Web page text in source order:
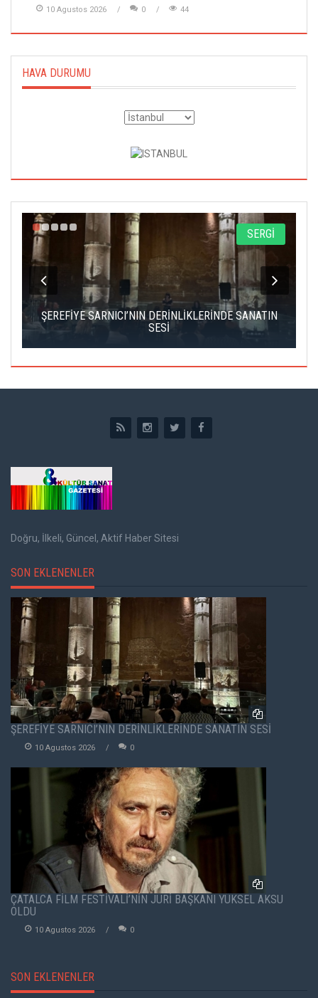
10 Agustos 2026 0 44
HAVA DURUMU
SERGİ
ŞEREFİYE SARNICI’NIN DERİNLİKLERİNDE SANATIN
SESİ
Doğru, İlkeli, Güncel, Aktif Haber Sitesi
SON EKLENENLER
ŞEREFİYE SARNICI’NIN DERİNLİKLERİNDE SANATIN SESİ
10 Agustos 2026 0
ÇATALCA FİLM FESTİVALİ’NİN JÜRİ BAŞKANI YÜKSEL AKSU
OLDU
10 Agustos 2026 0
SON EKLENENLER